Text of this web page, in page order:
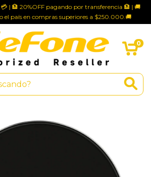
| 🏦 20%OFF pagando por transferencia 🏦 | 🚚
el país en compras superiores a $250.000.🚚
0